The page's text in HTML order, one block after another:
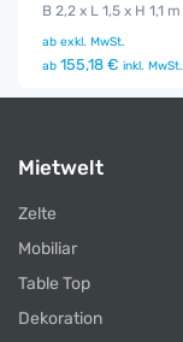
B 2,2 x L 1,5 x H 1,1 m
ab exkl. MwSt.
ab 155,18 € inkl. MwSt.
Mietwelt
Zelte
Mobiliar
Table Top
Dekoration